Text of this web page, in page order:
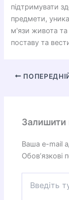
підтримувати
предмети,
м'язи живота та
поставу та
Залишити
Ваша e-mail
Обов’язкові
тут...